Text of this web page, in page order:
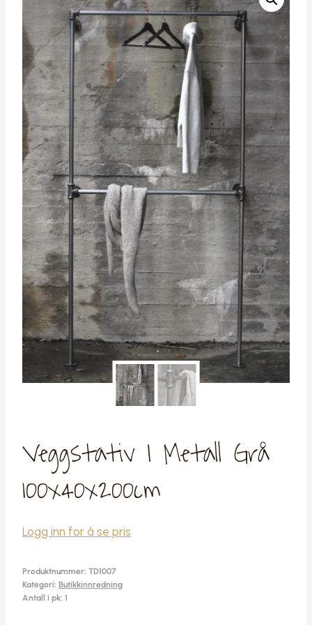
Veggstativ I Metall Grå
100x40x200cm
Logg inn for å se pris
Produktnummer: TD1007
Kategori: Butikkinnredning
Antall i pk: 1